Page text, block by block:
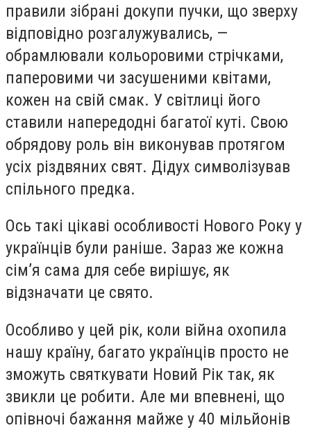
правили зібрані докупи пучки, що зверху
відповідно розгалужувались, —
обрамлювали кольоровими стрічками,
паперовими чи засушеними квітами,
кожен на свій смак. У світлиці його
ставили напередодні багатої куті. Свою
обрядову роль він виконував протягом
усіх різдвяних свят. Дідух символізував
спільного предка.
Ось такі цікаві особливості Нового Року у
українців були раніше. Зараз же кожна
сім’я сама для себе вирішує, як
відзначати це свято.
Особливо у цей рік, коли війна охопила
нашу країну, багато українців просто не
зможуть святкувати Новий Рік так, як
звикли це робити. Але ми впевнені, що
опівночі бажання майже у 40 мільйонів